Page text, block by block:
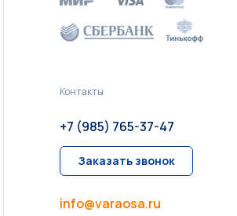
Контакты
info@varaosa.ru
+7 (985) 765-37-47
Заказать звонок